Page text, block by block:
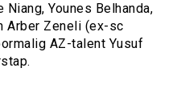
Younes Belhanda,
Arber Zeneli (ex-sc
AZ-talent Yusuf